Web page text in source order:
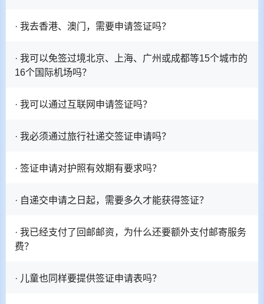
· 我去香港、澳门，需要申请签证吗？
· 我可以免签过境北京、上海、广州或成都等15个城市的
16个国际机场吗？
· 我可以通过互联网申请签证吗？
· 我必须通过旅行社递交签证申请吗？
· 签证申请对护照有效期有要求吗？
· 自递交申请之日起，需要多久才能获得签证？
· 我已经支付了回邮邮资，为什么还要额外支付邮寄服务
费？
· 儿童也同样要提供签证申请表吗？